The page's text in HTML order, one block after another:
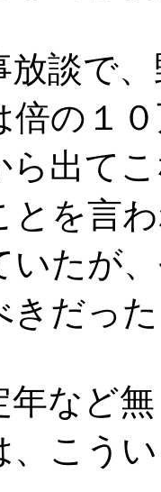
談で、
倍の１
ら出て
とを言
いたが
きだっ
など無
、こう